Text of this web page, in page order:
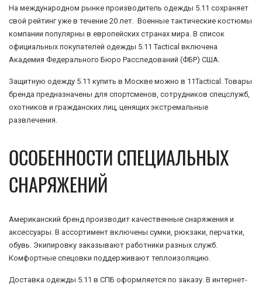
На международном рынке производитель одежды 5.11 сохраняет
свой рейтинг уже в течение 20 лет. Военные тактические костюмы
компании популярны в европейских странах мира. В список
официальных покупателей одежды 5.11 Tactical включена
Академия Федерального Бюро Расследований (ФБР) США.
Защитную одежду 5.11 купить в Москве можно в 11Tactical. Товары
бренда предназначены для спортсменов, сотрудников спецслужб,
охотников и гражданских лиц, ценящих экстремальные
развлечения.
ОСОБЕННОСТИ СПЕЦИАЛЬНЫХ
СНАРЯЖЕНИЙ
Американский бренд производит качественные снаряжения и
аксессуары. В ассортимент включены сумки, рюкзаки, перчатки,
обувь. Экипировку заказывают работники разных служб.
Комфортные спецовки поддерживают теплоизоляцию.
Доставка одежды 5.11 в СПБ оформляется по заказу. В интернет-